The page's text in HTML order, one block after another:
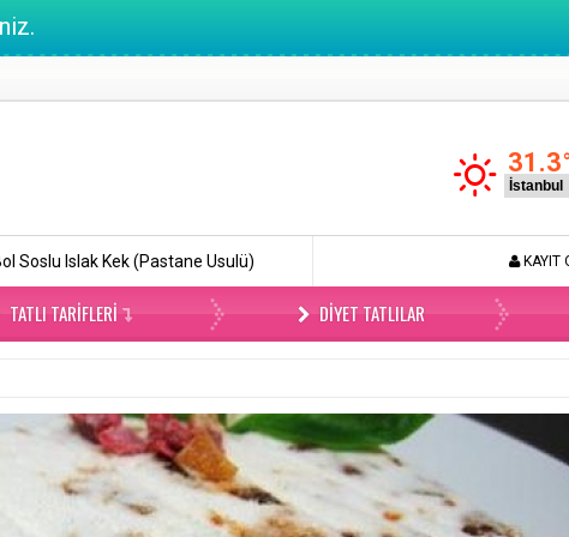
31.3
Usulü) Böyle Tiramisu Yemediniz (Videolu) KAYIT
TATLI TARIFLERI DIYET TATLILAR